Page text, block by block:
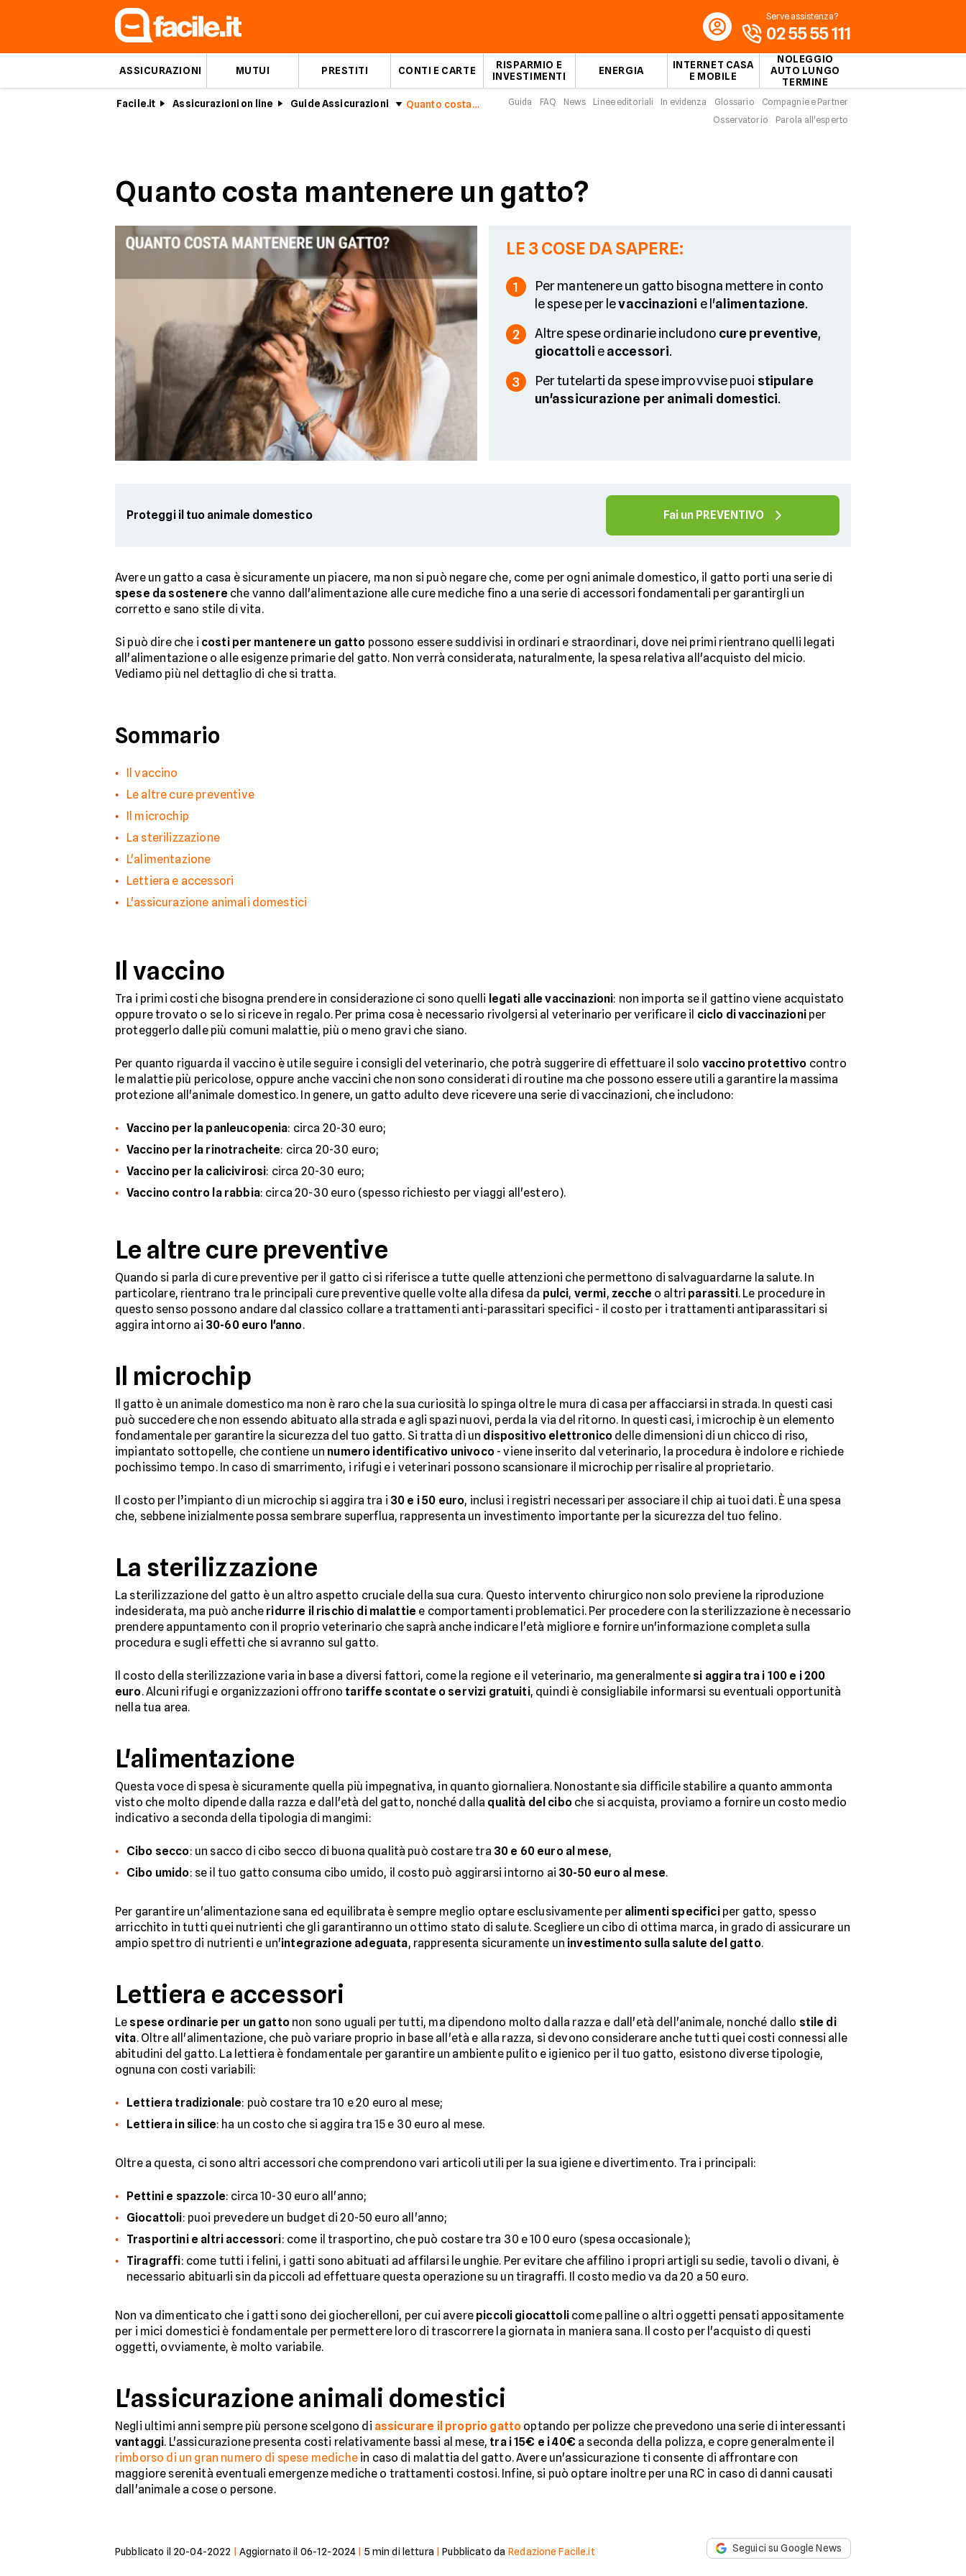
ASSICURAZIONI MUTUI PRESTITI CONTI E CARTE
RISPARMIO E
INVESTIMENTI
ENERGIA
INTERNET CASA
E MOBILE
NOLEGGIO
AUTO LUNGO
TERMINE
Serve assistenza?
02 55 55 111
Facile.it Assicurazioni on line Guide Assicurazioni Quanto costa mantenere un gatto Guida FAQ News Linee editoriali In evidenza Glossario
Compagnie e Partner
Osservatorio
Parola all'esperto
Quanto costa mantenere un gatto?
LE 3 COSE DA SAPERE:
1
Per mantenere un gatto bisogna mettere in conto
le spese per levaccinazioni e l'alimentazione.
2 Altre spese ordinarie includono cure preventive,
giocattoli eaccessori.
3 Per tutelarti da spese improvvise puoi stipulare
un'assicurazione per animali domestici.
Proteggi il tuo animale domestico Fai un PREVENTIVO
Avere un gatto a casa è sicuramente un piacere, ma non si può negare che, come per ogni animale domestico, il gatto porti una serie di
spese da sostenere che vanno dall'alimentazione alle cure mediche fino a una serie di accessori fondamentali per garantirgli un
corretto e sano stile di vita.
Si può dire che i costi per mantenere un gatto possono essere suddivisi in ordinari e straordinari, dove nei primi rientrano quelli legati
all'alimentazione o alle esigenze primarie del gatto. Non verrà considerata, naturalmente, la spesa relativa all'acquisto del micio.
Vediamo più nel dettaglio di che si tratta.
Sommario
Il vaccino
Le altre cure preventive
Il microchip
La sterilizzazione
L'alimentazione
Lettiera e accessori
L'assicurazione animali domestici
Il vaccino
Tra i primi costi che bisogna prendere in considerazione ci sono quelli legati alle vaccinazioni: non importa se il gattino viene acquistato
oppure trovato o se lo si riceve in regalo. Per prima cosa è necessario rivolgersi al veterinario per verificare il ciclo di vaccinazioniper
proteggerlo dalle più comuni malattie, più o meno gravi che siano.
Per quanto riguarda il vaccino è utile seguire i consigli del veterinario, che potrà suggerire di effettuare il solo vaccino protettivo contro
le malattie più pericolose, oppure anche vaccini che non sono considerati di routine ma che possono essere utili a garantire la massima
protezione all'animale domestico. In genere, un gatto adulto deve ricevere una serie di vaccinazioni, che includono:
Vaccino per la panleucopenia: circa 20-30 euro;
Vaccino per la rinotracheite: circa 20-30 euro;
Vaccino per la calicivirosi: circa 20-30 euro;
Vaccino contro la rabbia: circa 20-30 euro (spesso richiesto per viaggi all'estero).
Le altre cure preventive
Quando si parla di cure preventive per il gatto ci si riferisce a tutte quelle attenzioni che permettono di salvaguardarne la salute. In
particolare, rientrano tra le principali cure preventive quelle volte alla difesa da pulci, vermi, zecche o altri parassiti. Le procedure in
questo senso possono andare dal classico collare a trattamenti anti-parassitari specifici - il costo per i trattamenti antiparassitari si
aggira intorno ai 30-60 euro l'anno.
Il microchip
Il gatto è un animale domestico ma non è raro che la sua curiosità lo spinga oltre le mura di casa per affacciarsi in strada. In questi casi
può succedere che non essendo abituato alla strada e agli spazi nuovi, perda la via del ritorno. In questi casi, i microchip è un elemento
fondamentale per garantire la sicurezza del tuo gatto. Si tratta di un dispositivo elettronico delle dimensioni di un chicco di riso,
impiantato sottopelle, che contiene un numero identificativo univoco- viene inserito dal veterinario, la procedura è indolore e richiede
pochissimo tempo. In caso di smarrimento, i rifugi e i veterinari possono scansionare il microchip per risalire al proprietario.
Il costo per l’impianto di un microchip si aggira tra i 30 e i 50 euro, inclusi i registri necessari per associare il chip ai tuoi dati. È una spesa
che, sebbene inizialmente possa sembrare superflua, rappresenta un investimento importante per la sicurezza del tuo felino.
La sterilizzazione
La sterilizzazione del gatto è un altro aspetto cruciale della sua cura. Questo intervento chirurgico non solo previene la riproduzione
indesiderata, ma può anche ridurre il rischio di malattie e comportamenti problematici. Per procedere con la sterilizzazione è necessario
prendere appuntamento con il proprio veterinario che saprà anche indicare l'età migliore e fornire un'informazione completa sulla
procedura e sugli effetti che si avranno sul gatto.
Il costo della sterilizzazione varia in base a diversi fattori, come la regione e il veterinario, ma generalmente si aggira tra i 100 e i 200
euro. Alcuni rifugi e organizzazioni offrono tariffe scontate o servizi gratuiti, quindi è consigliabile informarsi su eventuali opportunità
nella tua area.
L'alimentazione
Questa voce di spesa è sicuramente quella più impegnativa, in quanto giornaliera. Nonostante sia difficile stabilire a quanto ammonta
visto che molto dipende dalla razza e dall'età del gatto, nonché dalla qualità del ciboche si acquista, proviamo a fornire un costo medio
indicativo a seconda della tipologia di mangimi:
Cibo secco: un sacco di cibo secco di buona qualità può costare tra 30 e 60 euro al mese,
Cibo umido: se il tuo gatto consuma cibo umido, il costo può aggirarsi intorno ai 30-50 euro al mese.
Per garantire un'alimentazione sana ed equilibrata è sempre meglio optare esclusivamente per alimenti specificiper gatto, spesso
arricchito in tutti quei nutrienti che gli garantiranno un ottimo stato di salute. Scegliere un cibo di ottima marca, in grado di assicurare un
ampio spettro di nutrienti e un'integrazione adeguata, rappresenta sicuramente un investimento sulla salute del gatto.
Lettiera e accessori
Le spese ordinarie per un gattonon sono uguali per tutti, ma dipendono molto dalla razza e dall'età dell'animale, nonché dallo stile di
vita. Oltre all'alimentazione, che può variare proprio in base all'età e alla razza, si devono considerare anche tutti quei costi connessi alle
abitudini del gatto. La lettiera è fondamentale per garantire un ambiente pulito e igienico per il tuo gatto, esistono diverse tipologie,
ognuna con costi variabili:
Lettiera tradizionale: può costare tra 10 e 20 euro al mese;
Lettiera in silice: ha un costo che si aggira tra 15 e 30 euro al mese.
Oltre a questa, ci sono altri accessori che comprendono vari articoli utili per la sua igiene e divertimento. Tra i principali:
Pettini e spazzole: circa 10-30 euro all'anno;
Giocattoli: puoi prevedere un budget di 20-50 euro all'anno;
Trasportini e altri accessori: come il trasportino, che può costare tra 30 e 100 euro (spesa occasionale);
Tiragraffi: come tutti i felini, i gatti sono abituati ad affilarsi le unghie. Per evitare che affilino i propri artigli su sedie, tavoli o divani, è
necessario abituarli sin da piccoli ad effettuare questa operazione su un tiragraffi. Il costo medio va da 20 a 50 euro.
Non va dimenticato che i gatti sono dei giocherelloni, per cui avere piccoli giocattolicome palline o altri oggetti pensati appositamente
per i mici domestici è fondamentale per permettere loro di trascorrere la giornata in maniera sana. Il costo per l'acquisto di questi
oggetti, ovviamente, è molto variabile.
L'assicurazione animali domestici
Negli ultimi anni sempre più persone scelgono di assicurare il proprio gatto optando per polizze che prevedono una serie di interessanti
vantaggi. L'assicurazione presenta costi relativamente bassi al mese, tra i 15€ e i 40€ a seconda della polizza, e copre generalmente il
rimborso di un gran numero di spese medichein caso di malattia del gatto. Avere un'assicurazione ti consente di affrontare con
maggiore serenità eventuali emergenze mediche o trattamenti costosi. Infine, si può optare inoltre per una RC in caso di danni causati
dall'animale a cose o persone.
Pubblicato il 20-04-2022 Aggiornato il 06-12-2024 5 min di lettura |Pubblicato da Redazione Facile.it Seguici su Google News